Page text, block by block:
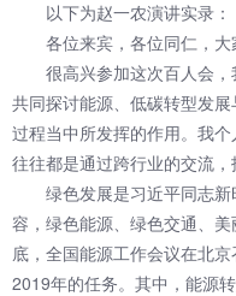
以下为赵一农演讲实录：
各位来宾，各位同仁，大
很高兴参加这次百人会，
共同探讨能源、低碳转型发
过程当中所发挥的作用。我
往往都是通过跨行业的交流，
绿色发展是习近平同志新
容，绿色能源、绿色交通、
底，全国能源工作会议在北
2019年的任务。其中，能源